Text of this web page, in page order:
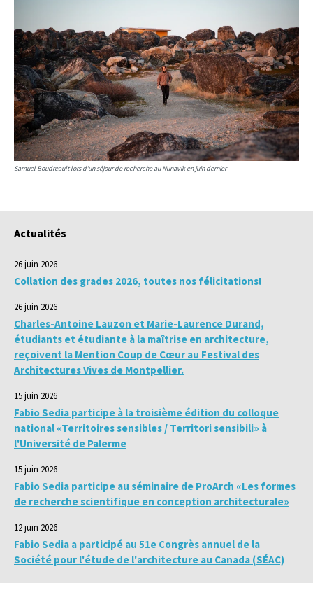
Samuel Boudreault lors d’un séjour de recherche au Nunavik en juin dernier
Actualités
26 juin 2026
Collation des grades 2026, toutes nos félicitations!
26 juin 2026
Charles-Antoine Lauzon et Marie-Laurence Durand,
étudiants et étudiante à la maîtrise en architecture,
reçoivent la Mention Coup de Cœur au Festival des
Architectures Vives de Montpellier.
15 juin 2026
Fabio Sedia participe à la troisième édition du colloque
national «Territoires sensibles / Territori sensibili» à
l'Université de Palerme
15 juin 2026
Fabio Sedia participe au séminaire de ProArch «Les formes
de recherche scientifique en conception architecturale»
12 juin 2026
Fabio Sedia a participé au 51e Congrès annuel de la
Société pour l'étude de l'architecture au Canada (SÉAC)